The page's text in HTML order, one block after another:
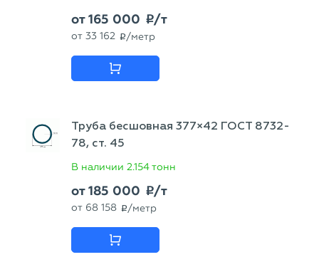
от165 000 p/т
от 33 162 p /метр
Труба бесшовная 377×42 ГОСТ 8732-
78, ст. 45
В наличии 2.154 тонн
от185 000 p/т
от 68 158 p /метр